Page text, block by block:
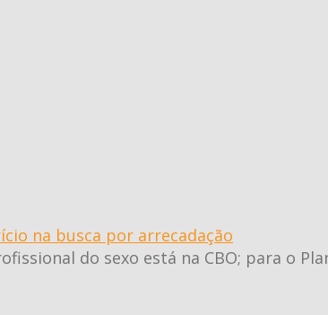
na busca por arrecadação
do sexo está na CBO; para o